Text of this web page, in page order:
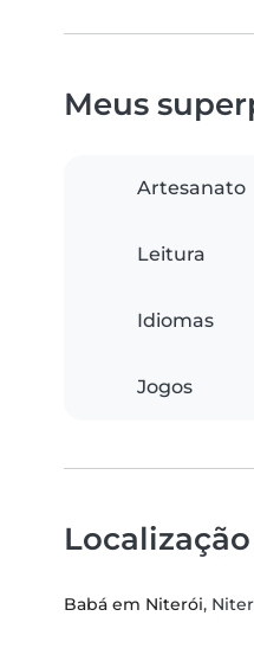
Meus
Artesanato
Leitura
Idiomas
Jogos
Localização
Babá em Niterói,